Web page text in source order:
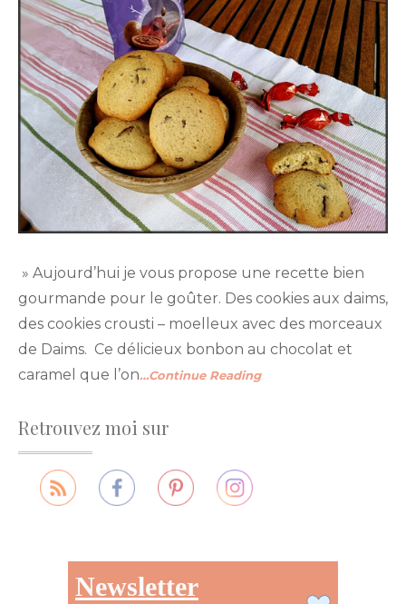
» Aujourd’hui je vous propose une recette bien
gourmande pour le goûter. Des cookies aux daims,
des cookies crousti – moelleux avec des morceaux
de Daims. Ce délicieux bonbon au chocolat et
caramel que l’on…Continue Reading
Retrouvez moi sur
Newsletter